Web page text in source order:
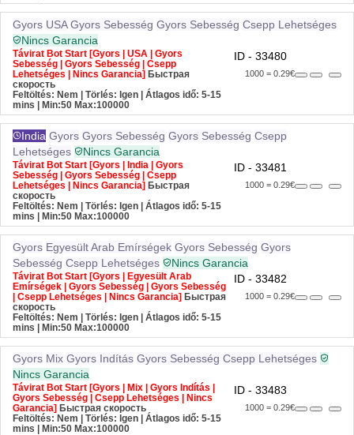
Gyors USA Gyors Sebesség Gyors Sebesség Csepp Lehetséges
Nincs Garancia
Távirat Bot Start [Gyors | USA | Gyors
Sebesség | Gyors Sebesség | Csepp
Lehetséges | Nincs Garancia] Быстрая
скорость
Feltöltés: Nem | Törlés: Igen | Átlagos idő: 5-15
mins
| Min:50 Max:100000
ID - 33480
1000 = 0.29€
India Gyors Gyors Sebesség Gyors Sebesség Csepp
Lehetséges
Nincs Garancia
Távirat Bot Start [Gyors | India | Gyors
Sebesség | Gyors Sebesség | Csepp
Lehetséges | Nincs Garancia] Быстрая
скорость
Feltöltés: Nem | Törlés: Igen | Átlagos idő: 5-15
mins
| Min:50 Max:100000
ID - 33481
1000 = 0.29€
Gyors Egyesült Arab Emírségek Gyors Sebesség Gyors
Sebesség Csepp Lehetséges Nincs Garancia
Távirat Bot Start [Gyors | Egyesült Arab
Emírségek | Gyors Sebesség | Gyors Sebesség
| Csepp Lehetséges | Nincs Garancia] Быстрая
скорость
Feltöltés: Nem | Törlés: Igen | Átlagos idő: 5-15
mins
| Min:50 Max:100000
ID - 33482
1000 = 0.29€
Gyors Mix Gyors Indítás Gyors Sebesség Csepp Lehetséges
Nincs Garancia
Távirat Bot Start [Gyors | Mix | Gyors Indítás |
Gyors Sebesség | Csepp Lehetséges | Nincs
Garancia] Быстрая скорость
Feltöltés: Nem | Törlés: Igen | Átlagos idő: 5-15
mins
| Min:50 Max:100000
ID - 33483
1000 = 0.29€